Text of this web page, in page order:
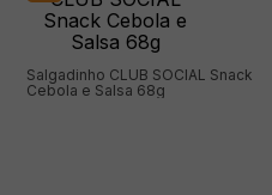
Salgadinho CLUB SOCIAL Snack
Cebola e Salsa 68g